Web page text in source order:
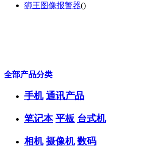
狮王图像报警器()
全部产品分类
手机 通讯产品
笔记本 平板 台式机
相机 摄像机 数码